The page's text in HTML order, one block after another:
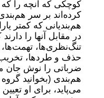
کوچکی که آنچه را که
کرده‌اند بر سر
هم‌بندیانی که کمتر
در مقابل آنها را
تنگ‌نظری‌ها، تهمت‌ها،
حذف و طردها،
ضرباتی را نوش جان
هم‌بندی (بخوانید
می‌پاید، برای او